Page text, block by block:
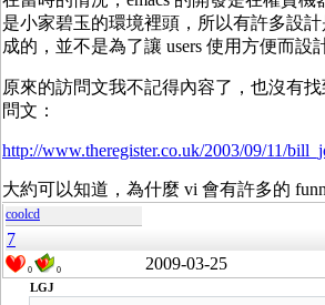
是小家碧玉的環境裡頭，所以有許多設
成的，並不是為了讓 users 使用方便而設
原來的訪問文我不記得內容了，也沒有
問文：
http://www.theregister.co.uk/2003/09/11/
大約可以知道，為什麼 vi 會有許多的
coolcd
7
0 0 2009-03-25
LGJ